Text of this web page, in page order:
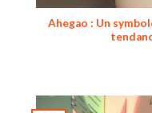
Ahegao : Un